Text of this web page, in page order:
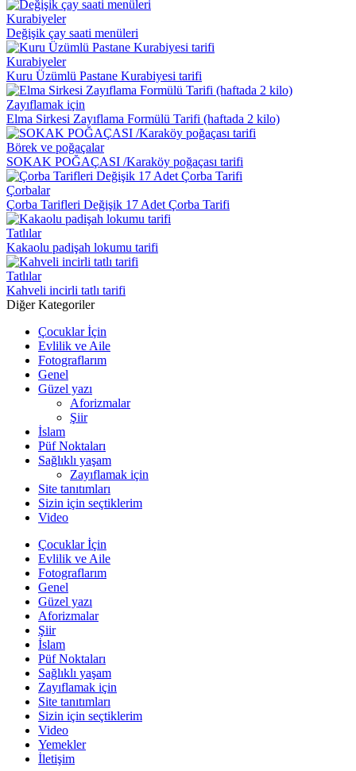
Kurabiyeler
Değişik çay saati menüleri
Kurabiyeler
Kuru Üzümlü Pastane Kurabiyesi tarifi
Zayıflamak için
Elma Sirkesi Zayıflama Formülü Tarifi (haftada 2 kilo)
Börek ve poğaçalar
SOKAK POĞAÇASI /Karaköy poğaçası tarifi
Çorbalar
Çorba Tarifleri Değişik 17 Adet Çorba Tarifi
Tatlılar
Kakaolu padişah lokumu tarifi
Tatlılar
Kahveli incirli tatlı tarifi
Diğer Kategoriler
Çocuklar İçin
Evlilik ve Aile
Fotograflarım
Genel
Güzel yazı
Aforizmalar
Şiir
İslam
Püf Noktaları
Sağlıklı yaşam
Zayıflamak için
Site tanıtımları
Sizin için seçtiklerim
Video
Çocuklar İçin
Evlilik ve Aile
Fotograflarım
Genel
Güzel yazı
Aforizmalar
Şiir
İslam
Püf Noktaları
Sağlıklı yaşam
Zayıflamak için
Site tanıtımları
Sizin için seçtiklerim
Video
Yemekler
İletişim